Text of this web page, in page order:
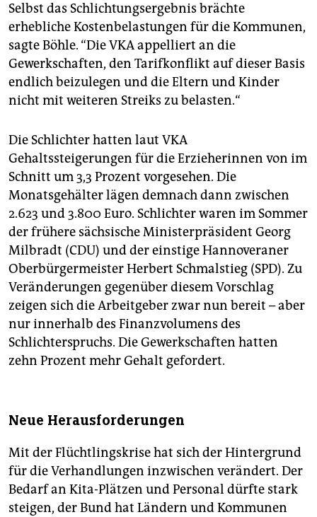
Selbst das Schlichtungsergebnis brächte
erhebliche Kostenbelastungen für die Kommunen,
sagte Böhle. “Die VKA appelliert an die
Gewerkschaften, den Tarifkonflikt auf dieser Basis
endlich beizulegen und die Eltern und Kinder
nicht mit weiteren Streiks zu belasten.“
Die Schlichter hatten laut VKA
Gehaltssteigerungen für die Erzieherinnen von im
Schnitt um 3,3 Prozent vorgesehen. Die
Monatsgehälter lägen demnach dann zwischen
2.623 und 3.800 Euro. Schlichter waren im Sommer
der frühere sächsische Ministerpräsident Georg
Milbradt (CDU) und der einstige Hannoveraner
Oberbürgermeister Herbert Schmalstieg (SPD). Zu
Veränderungen gegenüber diesem Vorschlag
zeigen sich die Arbeitgeber zwar nun bereit – aber
nur innerhalb des Finanzvolumens des
Schlichterspruchs. Die Gewerkschaften hatten
zehn Prozent mehr Gehalt gefordert.
Neue Herausforderungen
Mit der Flüchtlingskrise hat sich der Hintergrund
für die Verhandlungen inzwischen verändert. Der
Bedarf an Kita-Plätzen und Personal dürfte stark
steigen, der Bund hat Ländern und Kommunen